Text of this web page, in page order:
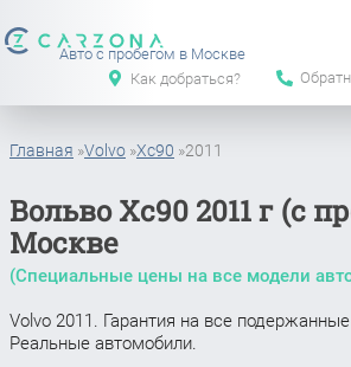
Авто с пробегом в Москве
Как добраться?
Главная »Volvo »Xc90 »2011
Вольво Xc90 2011 г (с
Москве
(Специальные цены на все модели
Volvo 2011. Гарантия на все
Реальные автомобили.